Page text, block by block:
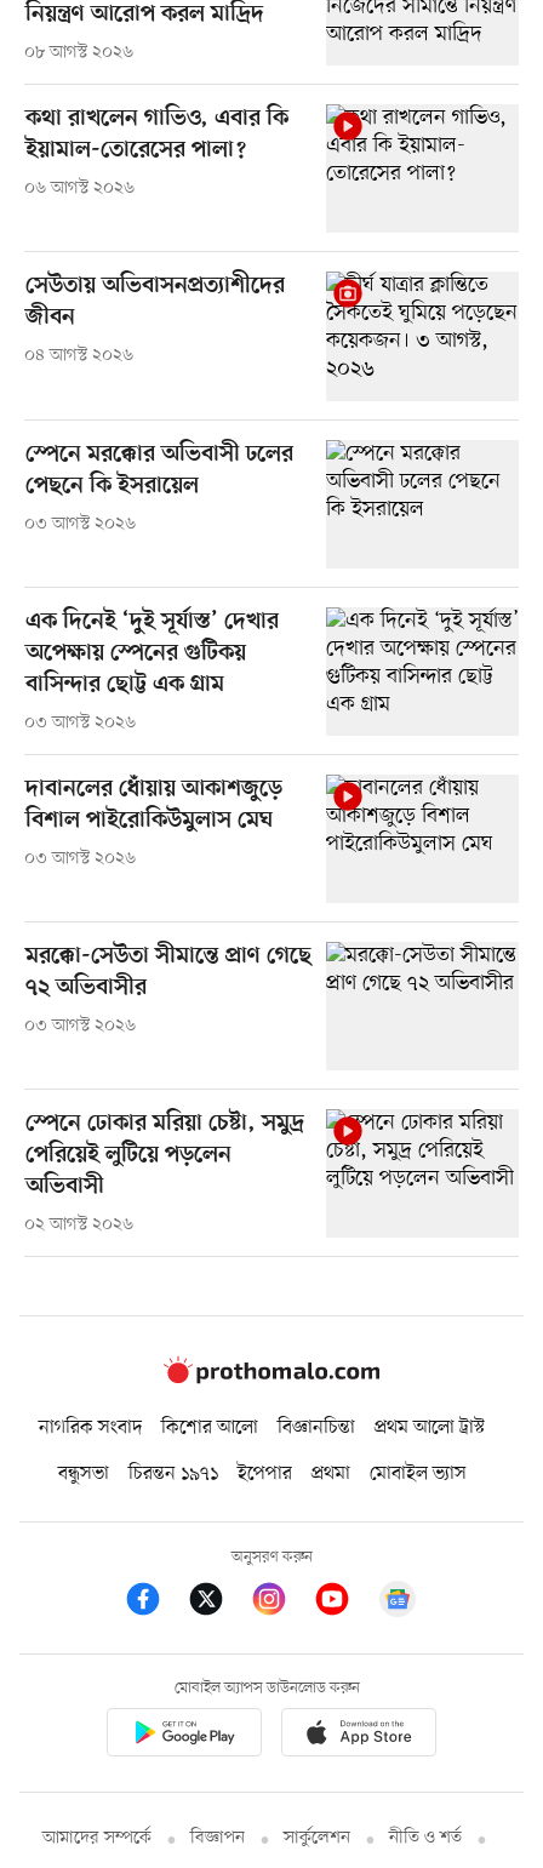
নিয়ন্ত্রণ আরোপ করল মাদ্রিদ
০৮ আগস্ট ২০২৬
কথা রাখলেন গাভিও, এবার কি
ইয়ামাল-তোরেসের পালা?
০৬ আগস্ট ২০২৬
সেউতায় অভিবাসনপ্রত্যাশীদের
জীবন
০৪ আগস্ট ২০২৬
স্পেনে মরক্কোর অভিবাসী ঢলের
পেছনে কি ইসরায়েল
০৩ আগস্ট ২০২৬
এক দিনেই ‘দুই সূর্যাস্ত’ দেখার
অপেক্ষায় স্পেনের গুটিকয়
বাসিন্দার ছোট্ট এক গ্রাম
০৩ আগস্ট ২০২৬
দাবানলের ধোঁয়ায় আকাশজুড়ে
বিশাল পাইরোকিউমুলাস মেঘ
০৩ আগস্ট ২০২৬
মরক্কো-সেউতা সীমান্তে প্রাণ গেছে
৭২ অভিবাসীর
০৩ আগস্ট ২০২৬
স্পেনে ঢোকার মরিয়া চেষ্টা, সমুদ্র
পেরিয়েই লুটিয়ে পড়লেন
অভিবাসী
০২ আগস্ট ২০২৬
নাগরিক সংবাদ কিশোর আলো বিজ্ঞানচিন্তা
প্রথম আলো ট্রাস্ট
বন্ধুসভা
চিরন্তন ১৯৭১ ইপেপার প্রথমা মোবাইল ভ্যাস
অনুসরণ করুন
মোবাইল অ্যাপস ডাউনলোড করুন
আমাদের সম্পর্কে বিজ্ঞাপন সার্কুলেশন নীতি ও শর্ত